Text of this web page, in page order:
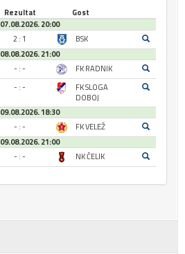
Rezultat
Gost
07.08.2026. 20:00
2 : 1
BSK
08.08.2026. 21:00
- : -
FK RADNIK
- : -
FK SLOGA
DOBOJ
09.08.2026. 18:30
- : -
FK VELEŽ
09.08.2026. 21:00
- : - NK ČELIK